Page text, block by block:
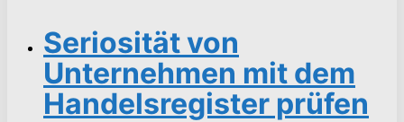
Seriosität von
Unternehmen mit dem
Handelsregister prüfen